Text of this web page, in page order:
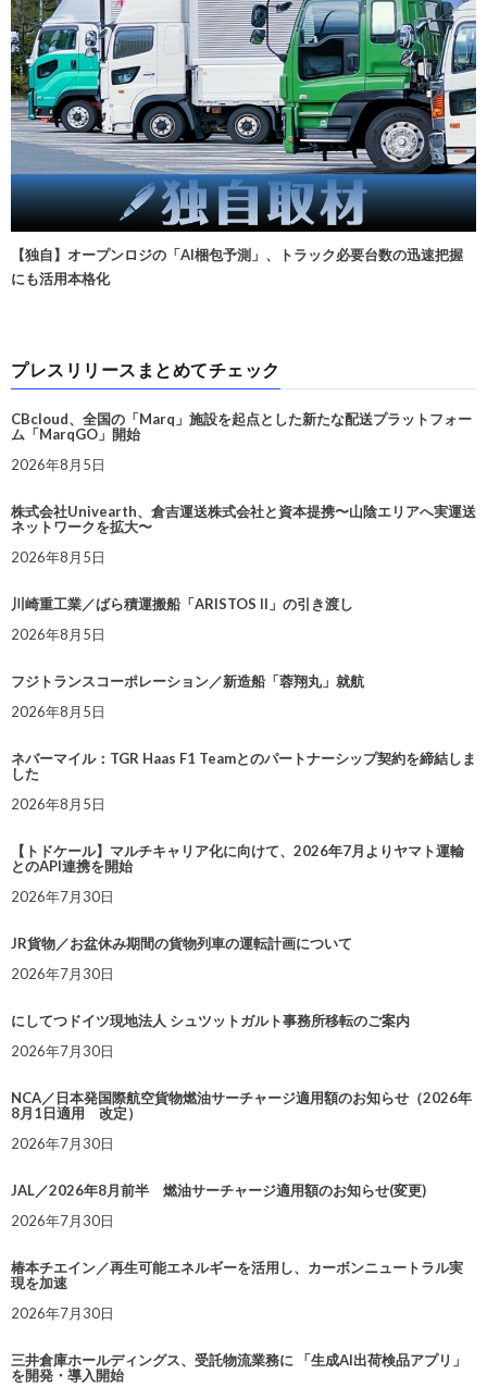
【独自】オープンロジの「AI梱包予測」、トラック必要台数の迅速把握
にも活用本格化
プレスリリースまとめてチェック
CBcloud、全国の「Marq」施設を起点とした新たな配送プラットフォー
ム「MarqGO」開始
2026年8月5日
株式会社Univearth、倉吉運送株式会社と資本提携〜山陰エリアへ実運送
ネットワークを拡大〜
2026年8月5日
川崎重工業／ばら積運搬船「ARISTOS II」の引き渡し
2026年8月5日
フジトランスコーポレーション／新造船「蓉翔丸」就航
2026年8月5日
ネバーマイル：TGR Haas F1 Teamとのパートナーシップ契約を締結しま
した
2026年8月5日
【トドケール】マルチキャリア化に向けて、2026年7月よりヤマト運輸
とのAPI連携を開始
2026年7月30日
JR貨物／お盆休み期間の貨物列車の運転計画について
2026年7月30日
にしてつドイツ現地法人 シュツットガルト事務所移転のご案内
2026年7月30日
NCA／日本発国際航空貨物燃油サーチャージ適用額のお知らせ（2026年
8月1日適用 改定）
2026年7月30日
JAL／2026年8月前半 燃油サーチャージ適用額のお知らせ(変更)
2026年7月30日
椿本チエイン／再生可能エネルギーを活用し、カーボンニュートラル実
現を加速
2026年7月30日
三井倉庫ホールディングス、受託物流業務に 「生成AI出荷検品アプリ」
を開発・導入開始